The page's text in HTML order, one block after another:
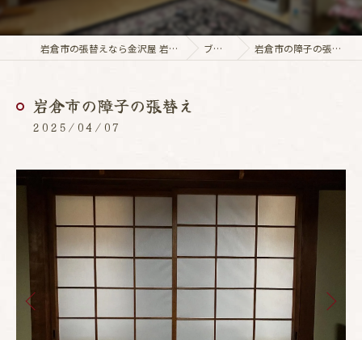
岩倉市の張替えなら金沢屋 岩倉店 ブログ 岩倉市の障子の張替え
岩倉市の障子の張替え
2025/04/07